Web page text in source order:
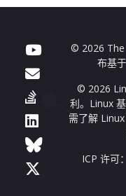
© 2026
布基
© 2026
利。Linux
需了解
ICP 许可